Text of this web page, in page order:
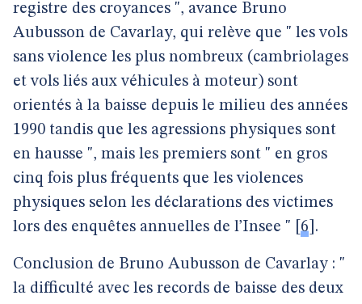
registre des croyances ", avance Bruno
Aubusson de Cavarlay, qui relève que " les vols
sans violence les plus nombreux (cambriolages
et vols liés aux véhicules à moteur) sont
orientés à la baisse depuis le milieu des années
1990 tandis que les agressions physiques sont
en hausse ", mais les premiers sont " en gros
cinq fois plus fréquents que les violences
physiques selon les déclarations des victimes
lors des enquêtes annuelles de l’Insee "
6 .
Conclusion de Bruno Aubusson de Cavarlay : "
la difficulté avec les records de baisse des deux